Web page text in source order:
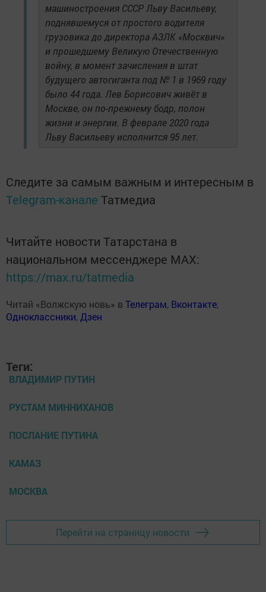
машиностроения СССР Льву Васильеву,
поднявшемуся от простого водителя
грузовика до директора АЗЛК «Москвич»
и прошедшему Великую Отечественную
войну, в момент зачисления в штат
будущего автогиганта под № 1 в 1969 году
было 44 года. Лев Борисович живёт в
Москве, он по-прежнему бодр, полон
жизни и энергии. В феврале 2020 года
Льву Васильеву исполнится 95 лет.
Следите за самым важным и интересным в
Telegram-канале Татмедиа
Читайте новости Татарстана в
национальном мессенджере MАХ:
https://max.ru/tatmedia
Читай «Волжскую новь» в Телеграм, Вконтакте,
Одноклассники, Дзен
Теги:
ВЛАДИМИР ПУТИН
РУСТАМ МИННИХАНОВ
ПОСЛАНИЕ ПУТИНА
КАМАЗ
МОСКВА
Перейти на страницу новости